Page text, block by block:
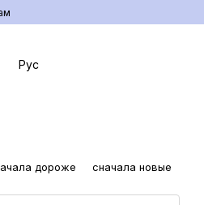
Рус
дороже сначала новые